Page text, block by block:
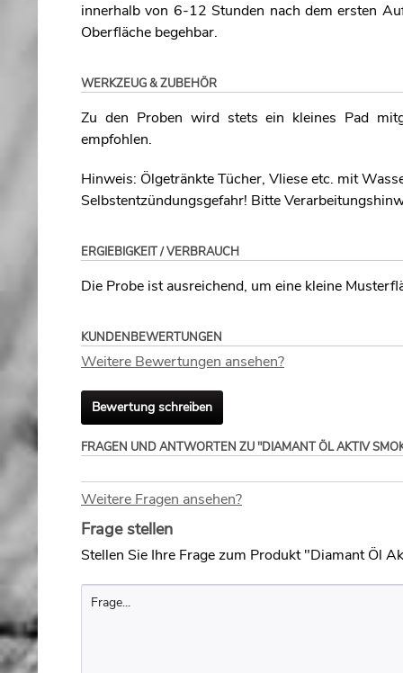
innerhalb von 6-12 Stunden nach dem ersten
Oberfläche begehbar.
WERKZEUG & ZUBEHÖR
Zu den Proben wird stets ein kleines Pad
empfohlen.
Hinweis: Ölgetränkte Tücher, Vliese etc. mit
Selbstentzündungsgefahr! Bitte
ERGIEBIGKEIT / VERBRAUCH
Die Probe ist ausreichend, um eine kleine
KUNDENBEWERTUNGEN
Weitere Bewertungen ansehen?
Bewertung schreiben
FRAGEN UND ANTWORTEN ZU "DIAMANT ÖL AKTIV
Weitere Fragen ansehen?
Frage stellen
Stellen Sie Ihre Frage zum Produkt "Diamant Öl